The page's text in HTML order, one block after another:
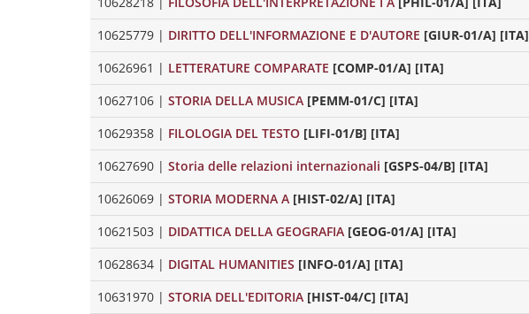
10625779 | DIRITTO DELL'INFORMAZIONE E D'AUTORE [GIUR-01/A] [ITA]
10626961 | LETTERATURE COMPARATE [COMP-01/A] [ITA]
10627106 | STORIA DELLA MUSICA [PEMM-01/C] [ITA]
10629358 | FILOLOGIA DEL TESTO [LIFI-01/B] [ITA]
10627690 | Storia delle relazioni internazionali [GSPS-04/B] [ITA]
10626069 | STORIA MODERNA A [HIST-02/A] [ITA]
10621503 | DIDATTICA DELLA GEOGRAFIA [GEOG-01/A] [ITA]
10628634 | DIGITAL HUMANITIES [INFO-01/A] [ITA]
10631970 | STORIA DELL'EDITORIA [HIST-04/C] [ITA]